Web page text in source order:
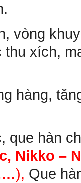
vòng
thu xích,
hàng,
que hàn
Nikko –
), Que